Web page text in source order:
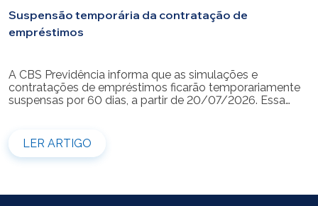
Suspensão temporária da contratação de
empréstimos
A CBS Previdência informa que as simulações e
contratações de empréstimos ficarão temporariamente
suspensas por 60 dias, a partir de 20/07/2026. Essa
realizar novas simulações ou contratar empréstimos
pelos canais disponibilizados pela CBS Previdência.
Recomendamos que os participantes que […]
LER ARTIGO